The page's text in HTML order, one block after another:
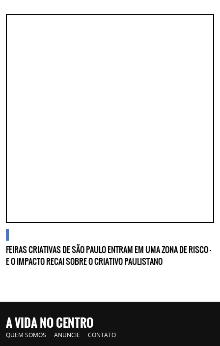
FEIRAS CRIATIVAS DE SÃO PAULO ENTRAM EM UMA ZONA DE RISCO —
E O IMPACTO RECAI SOBRE O CRIATIVO PAULISTANO
A VIDA NO CENTRO
QUEM SOMOS ANUNCIE CONTATO